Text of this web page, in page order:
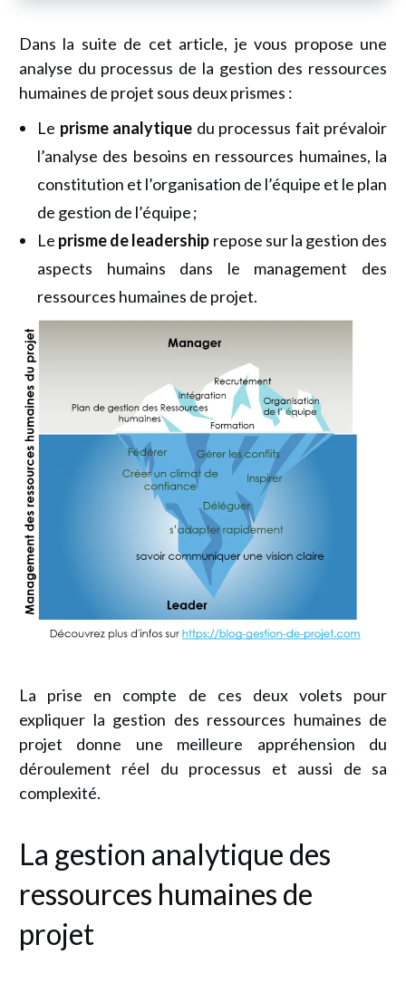
Dans la suite de cet article, je vous propose une
analyse du processus de la gestion des ressources
humaines de projet sous deux prismes :
Le prisme analytique du processus fait prévaloir
l’analyse des besoins en ressources humaines, la
constitution et l’organisation de l’équipe et le plan
de gestion de l’équipe ;
Le prisme de leadership repose sur la gestion des
aspects humains dans le management des
ressources humaines de projet.
La prise en compte de ces deux volets pour
expliquer la gestion des ressources humaines de
projet donne une meilleure appréhension du
déroulement réel du processus et aussi de sa
complexité.
La gestion analytique des
ressources humaines de
projet